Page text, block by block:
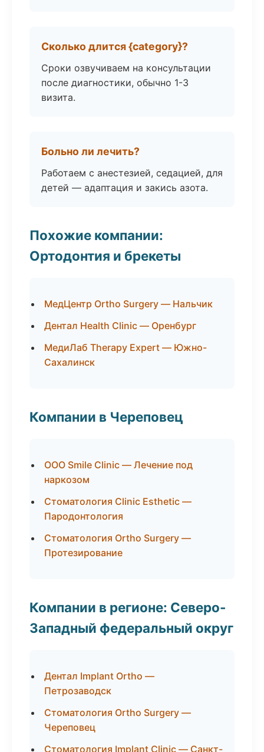
Сколько длится {category}?
Сроки озвучиваем на консультации
после диагностики, обычно 1-3
визита.
Больно ли лечить?
Работаем с анестезией, седацией, для
детей — адаптация и закись азота.
Похожие компании:
Ортодонтия и брекеты
МедЦентр Ortho Surgery — Нальчик
Дентал Health Clinic — Оренбург
МедиЛаб Therapy Expert — Южно-
Сахалинск
Компании в Череповец
ООО Smile Clinic — Лечение под
наркозом
Стоматология Clinic Esthetic —
Пародонтология
Стоматология Ortho Surgery —
Протезирование
Компании в регионе: Северо-
Западный федеральный округ
Дентал Implant Ortho —
Петрозаводск
Стоматология Ortho Surgery —
Череповец
Стоматология Implant Clinic — Санкт-